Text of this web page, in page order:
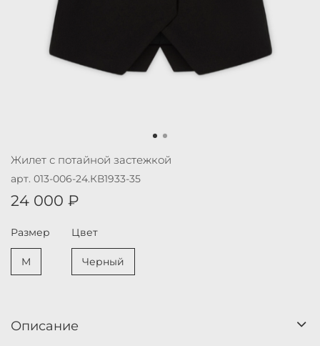
арт. 013-006-24.КВ1933-35
Жилет с потайной застежкой
24 000 ₽
Размер
M
Цвет
Черный
Описание